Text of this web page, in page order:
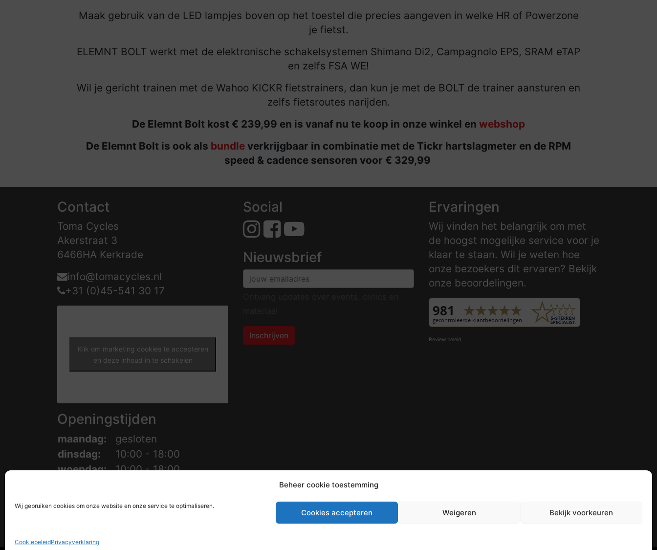
Beheer cookie toestemming
Wij gebruiken cookies om onze website en onze service te optimaliseren.
Cookies accepteren Weigeren Bekijk voorkeuren
CookiebeleidPrivacyverklaring
Maak gebruik van de LED lampjes boven op het toestel die precies aangeven in welke HR of Powerzone
je fietst.
ELEMNT BOLT werkt met de elektronische schakelsystemen Shimano Di2, Campagnolo EPS, SRAM eTAP
en zelfs FSA WE!
Wil je gericht trainen met de Wahoo KICKR fietstrainers, dan kun je met de BOLT de trainer aansturen en
zelfs fietsroutes narijden.
De Elemnt Bolt kost € 239,99 en is vanaf nu te koop in onze winkel en webshop
De Elemnt Bolt is ook als bundle verkrijgbaar in combinatie met de Tickr hartslagmeter en de RPM
speed & cadence sensoren voor € 329,99
Contact
Toma Cycles
Akerstraat 3
6466HA Kerkrade
info@tomacycles.nl
+31 (0)45-541 30 17
Klik om marketing cookies te accepteren
en deze inhoud in te schakelen
Openingstijden
maandag:
gesloten
dinsdag:
10:00 - 18:00
woendag:
10:00 - 18:00
Social
Nieuwsbrief
Inschrijven
Ervaringen
Wij vinden het belangrijk om met
de hoogst mogelijke service voor je
klaar te staan. Wil je weten hoe
onze bezoekers dit ervaren? Bekijk
onze beoordelingen.
Review beleid